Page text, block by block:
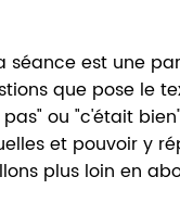
est une
que pose le
ou "c'était
et pouvoir y
plus loin en